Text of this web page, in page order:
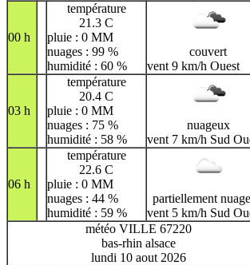
00 h
température
21.3 C
pluie : 0 MM
nuages : 99 %
humidité : 60 %
couvert
vent 9 km/h Ouest
03 h
température
20.4 C
pluie : 0 MM
nuages : 75 %
humidité : 58 %
nuageux
vent 7 km/h Sud
06 h
température
22.6 C
pluie : 0 MM
nuages : 44 %
humidité : 59 %
partiellement
vent 5 km/h Sud
météo VILLE 67220
bas-rhin alsace
lundi 10 aout 2026